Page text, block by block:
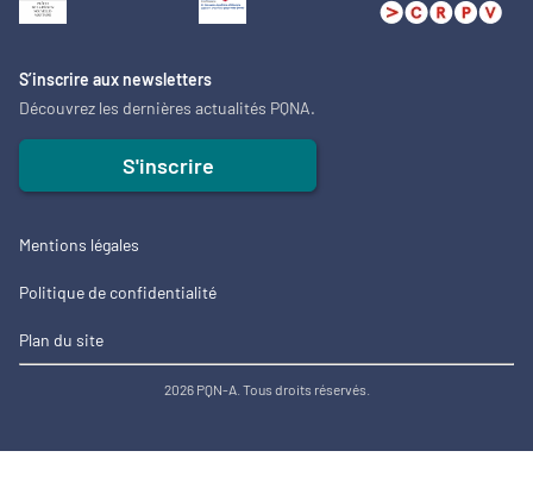
S’inscrire aux newsletters
Découvrez les dernières actualités PQNA.
S'inscrire
Mentions légales
Politique de confidentialité
Plan du site
2026 PQN-A. Tous droits réservés.